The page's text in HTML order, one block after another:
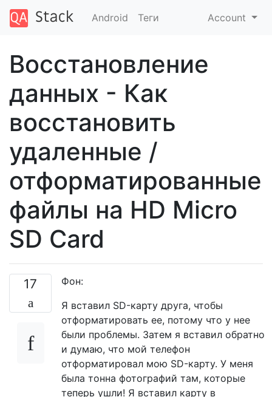
Android Теги Account
Восстановление
данных - Как
восстановить
удаленные /
отформатированные
файлы на HD Micro
SD Card
17
Фон:
Я вставил SD-карту друга, чтобы
отформатировать ее, потому что у нее
были проблемы. Затем я вставил обратно
и думаю, что мой телефон
отформатировал мою SD-карту. У меня
была тонна фотографий там, которые
теперь ушли! Я вставил карту в